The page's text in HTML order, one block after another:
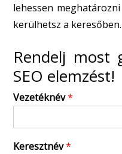
lehessen
kerülhetsz a keresőben.
Rendelj most
SEO elemzést!
Vezetéknév*
Keresztnév*